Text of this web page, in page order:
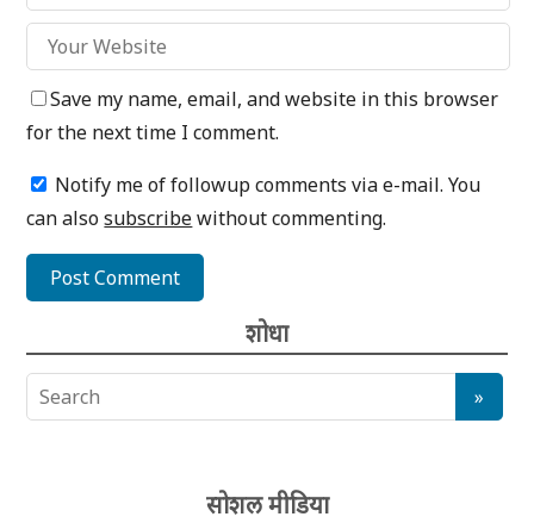
Save my name, email, and website in this browser
for the next time I comment.
Notify me of followup comments via e-mail. You
can alsosubscribewithout commenting.
शोधा
सोशल मीडिया